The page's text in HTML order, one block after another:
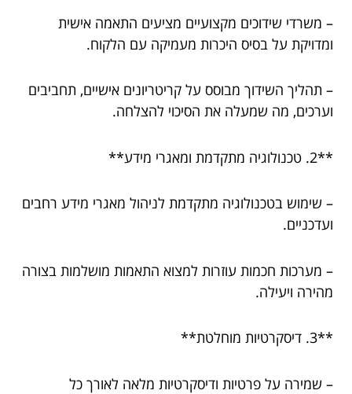
– משרדי שידוכים מקצועיים מציעים התאמה אישית
ומדויקת על בסיס היכרות מעמיקה עם הלקוח.
– תהליך השידוך מבוסס על קריטריונים אישיים, תחביבים
וערכים, מה שמעלה את הסיכוי להצלחה.
**2. טכנולוגיה מתקדמת ומאגרי מידע**
– שימוש בטכנולוגיה מתקדמת לניהול מאגרי מידע רחבים
ועדכניים.
– מערכות חכמות עוזרות למצוא התאמות מושלמות בצורה
מהירה ויעילה.
**3. דיסקרטיות מוחלטת**
– שמירה על פרטיות ודיסקרטיות מלאה לאורך כל